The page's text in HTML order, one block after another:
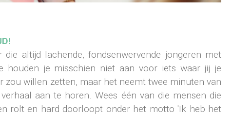
die altijd lachende, fondsenwervende jongeren met
houden je misschien niet aan voor iets waar jij je
zou willen zetten, maar het neemt twee minuten van
aan te horen. Wees één van die mensen die
rolt en hard doorloopt onder het motto 'Ik heb het